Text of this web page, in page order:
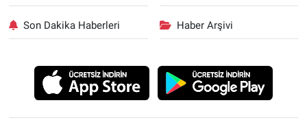
Son Dakika Haberleri Haber Arşivi